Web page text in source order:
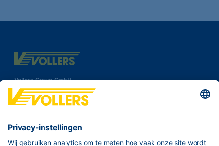
Vollers Group GmbH
Speicherhof 308
28217 Bremen
Duitsland
Tel.:
+49 421 38 92 00
Fax: +49 421 38 92 100
Neem contact op